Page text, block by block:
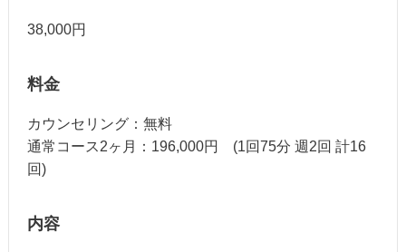
38,000円
料金
カウンセリング：無料
通常コース2ヶ月：196,000円 (1回75分 週2回 計16
回)
内容